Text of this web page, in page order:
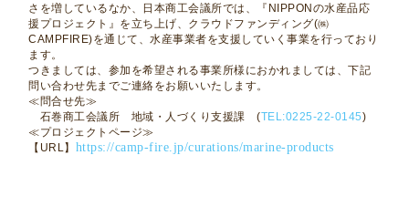
さを増しているなか、日本商工会議所では、『 NIPPONの水産品応
援プロジェクト』を立ち上げ、クラウドファンディング(㈱
CAMPFIRE)を通じて、水産事業者を支援していく事業を行っており
ます。
つきましては、参加を希望される事業所様におかれましては、下記
問い合わせ先までご連絡をお願いいたします。
≪問合せ先≫
石巻商工会議所 地域・人づくり支援課(TEL:0225-22-0145)
≪プロジェクトページ≫
【 URL】 https://camp-fire.jp/curations/marine-products